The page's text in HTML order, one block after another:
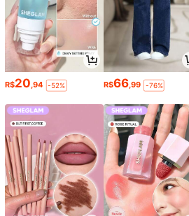
R$20,94 -52% R$66,99 -76%